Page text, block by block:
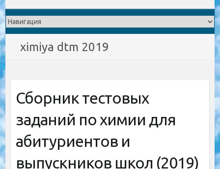
ximiya dtm 2019
Сборник тестовых
заданий по химии для
абитуриентов и
выпускников школ (2019)